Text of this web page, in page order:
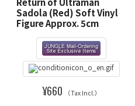
Sadola (Red) Soft Vinyl
Figure Approx. 5cm
¥660 （Tax Incl.）